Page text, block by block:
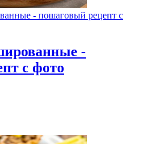
- пошаговый рецепт с
-
с фото